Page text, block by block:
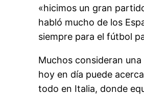
«hicimos un gran
habló mucho de los
siempre para el fútbol
Muchos consideran
hoy en día puede
todo en Italia, donde